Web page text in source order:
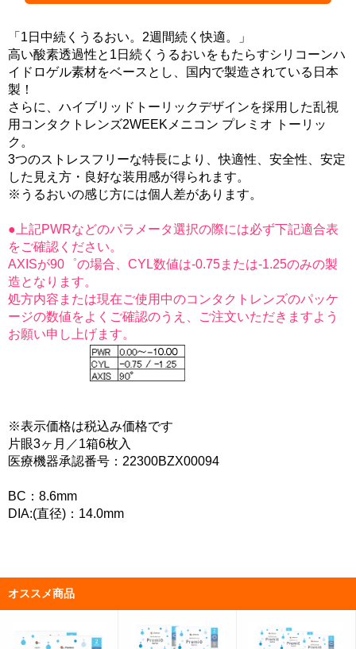
「1日中続くうるおい。2週間続く快適。」
高い酸素透過性と1日続くうるおいをもたらすシリコーンハ
イドロゲル素材をベースとし、国内で製造されている日本
製！
さらに、ハイブリッドトーリックデザインを採用した乱視
用コンタクトレンズ2WEEKメニコン プレミオ トーリッ
ク。
3つのストレスフリーな特長により、快適性、安全性、安定
した見え方・良好な装用感が得られます。
※うるおいの感じ方には個人差があります。
●上記PWRなどのパラメータ選択の際には必ず下記適合表
をご確認ください。
AXISが90゜の場合、CYL数値は-0.75または-1.25のみの製
造となります。
処方内容または現在ご使用中のコンタクトレンズのパッケ
ージの数値をよくご確認のうえ、ご注文いただきますよう
お願い申し上げます。
※表示価格は税込み価格です
片眼3ヶ月／1箱6枚入
医療機器承認番号：22300BZX00094
BC：8.6mm
DIA:(直径)：14.0mm
オススメ商品